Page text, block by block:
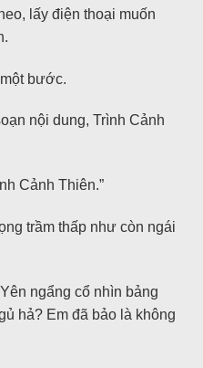
lấy điện thoại muốn
bước.
nội dung, Trình Cảnh
Cảnh Thiên.”
trầm thấp như còn ngái
ngẩng cổ nhìn bảng
hả? Em đã bảo là không